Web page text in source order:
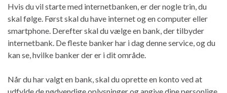
Hvis du vil starte med internetbanken, er der nogle trin, du
skal følge. Først skal du have internet og en computer eller
smartphone. Derefter skal du vælge en bank, der tilbyder
internetbank. De fleste banker har i dag denne service, og du
kan se, hvilke banker der er i dit område.
Når du har valgt en bank, skal du oprette en konto ved at
udfylde de nødvendige oplysninger og angive dine personlige